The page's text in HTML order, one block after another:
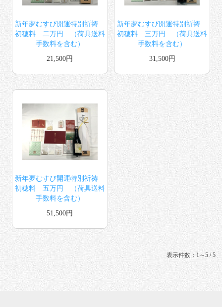
新年夢むすび開運特別祈祷
初穂料 二万円 （荷具送料
手数料を含む）
21,500円
新年夢むすび開運特別祈祷
初穂料 三万円 （荷具送料
手数料を含む）
31,500円
新年夢むすび開運特別祈祷
初穂料 五万円 （荷具送料
手数料を含む）
51,500円
表示件数：1～5 / 5